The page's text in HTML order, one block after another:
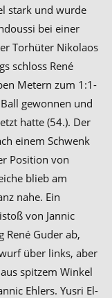
stark und wurde
bei einer
Torhüter Nikolaos
schloss René
Metern zum 1:1-
gewonnen und
hatte (54.). Der
einem Schwenk
Position von
blieb am
nahe. Ein
von Jannic
René Guder ab,
über links, aber
spitzem Winkel
Ehlers. Yusri El-